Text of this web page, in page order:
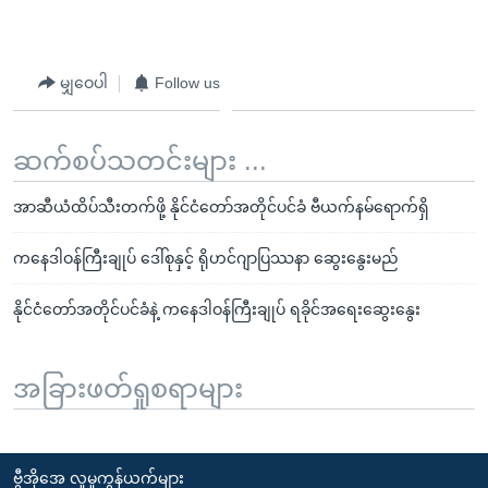
မျှဝေပါ Follow us
ဆက်စပ်သတင်းများ ...
အာဆီယံထိပ်သီးတက်ဖို့ နိုင်ငံတော်အတိုင်ပင်ခံ ဗီယက်နမ်ရောက်ရှိ
ကနေဒါဝန်ကြီးချုပ် ဒေါ်စုနှင့် ရိုဟင်ဂျာပြဿနာ ဆွေးနွေးမည်
နိုင်ငံတော်အတိုင်ပင်ခံနဲ့ ကနေဒါဝန်ကြီးချုပ် ရခိုင်အရေးဆွေးနွေး
အခြားဖတ်ရှုစရာများ
ဗွီအိုအေ လူမှုကွန်ယက်များ